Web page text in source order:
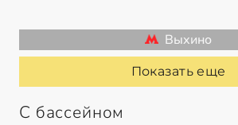
Выхино
Показать еще
С бассейном